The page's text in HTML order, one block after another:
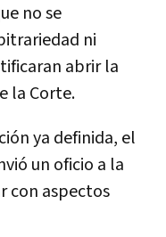
no se
ni
abrir la
la Corte.
ya definida, el
un oficio a la
con aspectos